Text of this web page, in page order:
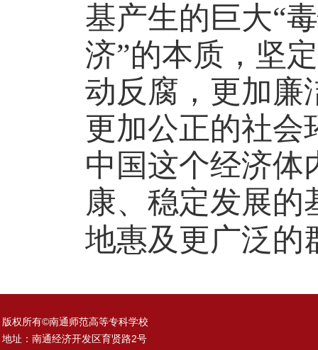
基产生的巨大“
济”的本质，坚
动反腐，更加廉
更加公正的社会
中国这个经济体
康、稳定发展的
地惠及更广泛的
版权所有©南通师范高等专科学校
地址：南通经济开发区育贤路2号